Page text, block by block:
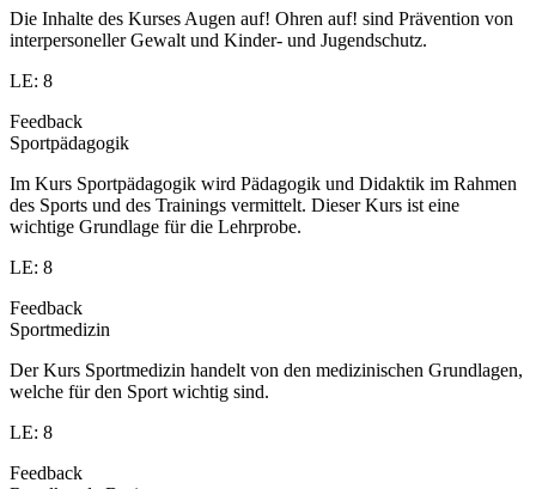
Die Inhalte des Kurses Augen auf! Ohren auf! sind Prävention von
interpersoneller Gewalt und Kinder- und Jugendschutz.
LE: 8
Feedback
Sportpädagogik
Im Kurs Sportpädagogik wird Pädagogik und Didaktik im Rahmen
des Sports und des Trainings vermittelt. Dieser Kurs ist eine
wichtige Grundlage für die Lehrprobe.
LE: 8
Feedback
Sportmedizin
Der Kurs Sportmedizin handelt von den medizinischen Grundlagen,
welche für den Sport wichtig sind.
LE: 8
Feedback